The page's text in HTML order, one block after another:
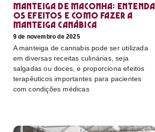
Manteiga de maconha: entenda
os efeitos e como fazer a
manteiga canábica
9 de novembro de 2025
A manteiga de cannabis pode ser utilizada
em diversas receitas culinárias, seja
salgadas ou doces, e proporciona efeitos
terapêuticos importantes para pacientes
com condições médicas